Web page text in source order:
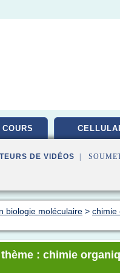
DE VIDÉOS |
biologie moléculaire > chimie
: chimie